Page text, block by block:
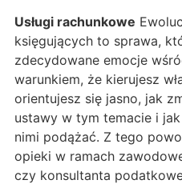
Usługi rachunkowe
księgujących to sprawa,
zdecydowane emocje
warunkiem, że kierujesz
orientujesz się jasno, jak
ustawy w tym temacie i
nimi podążać. Z tego
opieki w ramach
czy konsultanta